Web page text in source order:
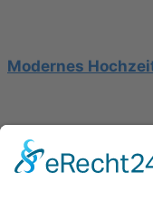
Modernes
Hochzeit am